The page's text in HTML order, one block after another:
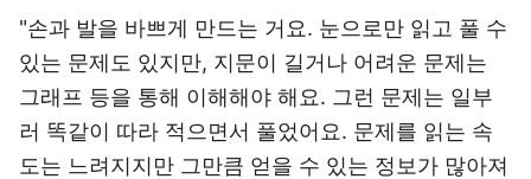
"손과 발을 바쁘게 만드는 거요. 눈으로만 읽고 풀 수
있는 문제도 있지만, 지문이 길거나 어려운 문제는
그래프 등을 통해 이해해야 해요. 그런 문제는 일부
러 똑같이 따라 적으면서 풀었어요. 문제를 읽는 속
도는 느려지지만 그만큼 얻을 수 있는 정보가 많아져